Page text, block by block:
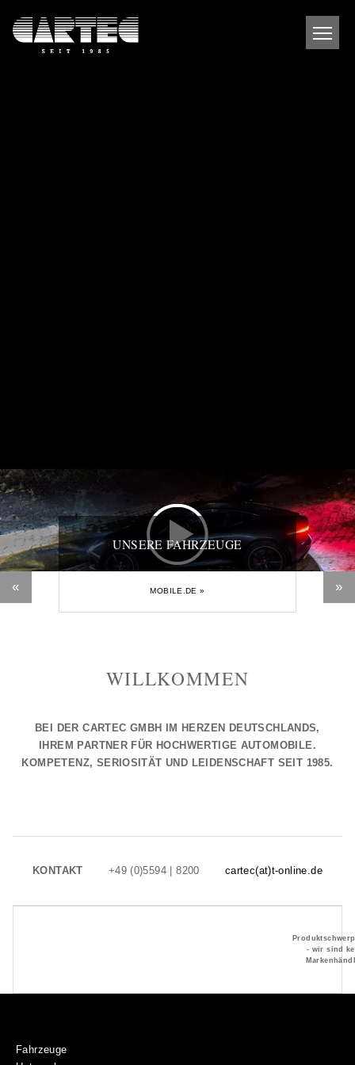
« »
UNSERE FAHRZEUGE
MOBILE.DE »
WILLKOMMEN
BEI DER CARTEC GMBH IM HERZEN DEUTSCHLANDS,
IHREM PARTNER FÜR HOCHWERTIGE AUTOMOBILE.
KOMPETENZ, SERIOSITÄT UND LEIDENSCHAFT SEIT 1985.
KONTAKT +49 (0)5594 | 8200 cartec(at)t-online.de
- wir sind
Fahrzeuge